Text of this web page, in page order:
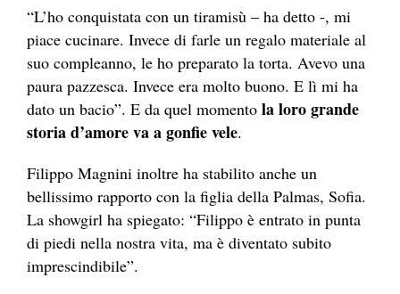
“L’ho conquistata con un tiramisù – ha detto -, mi
piace cucinare. Invece di farle un regalo materiale al
suo compleanno, le ho preparato la torta. Avevo una
paura pazzesca. Invece era molto buono. E lì mi ha
dato un bacio”. E da quel momento la loro grande
storia d’amore va a gonfie vele.
Filippo Magnini inoltre ha stabilito anche un
bellissimo rapporto con la figlia della Palmas, Sofia.
La showgirl ha spiegato: “Filippo è entrato in punta
di piedi nella nostra vita, ma è diventato subito
imprescindibile”.